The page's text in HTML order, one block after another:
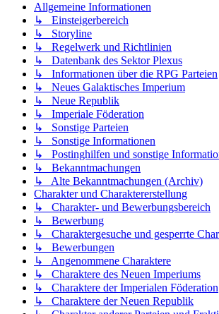
Allgemeine Informationen
↳ Einsteigerbereich
↳ Storyline
↳ Regelwerk und Richtlinien
↳ Datenbank des Sektor Plexus
↳ Informationen über die RPG Parteien
↳ Neues Galaktisches Imperium
↳ Neue Republik
↳ Imperiale Föderation
↳ Sonstige Parteien
↳ Sonstige Informationen
↳ Postinghilfen und sonstige
↳ Bekanntmachungen
↳ Alte Bekanntmachungen (Archiv)
Charakter und Charaktererstellung
↳ Charakter- und Bewerbungsbereich
↳ Bewerbung
↳ Charaktergesuche und gesperrte
↳ Bewerbungen
↳ Angenommene Charaktere
↳ Charaktere des Neuen Imperiums
↳ Charaktere der Imperialen Föderation
↳ Charaktere der Neuen Republik